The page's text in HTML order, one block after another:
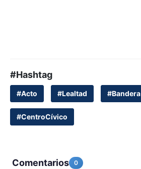
#Hashtag
#Acto #Lealtad #Bandera
#CentroCívico
Comentarios 0